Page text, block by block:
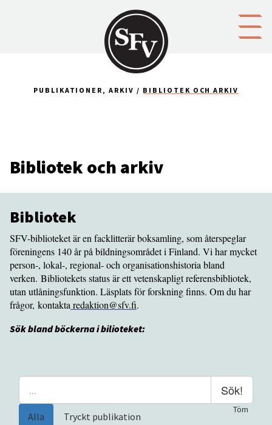
PUBLIKATIONER, ARKIV BIBLIOTEK OCH ARKIV
Bibliotek och arkiv
Bibliotek
SFV-biblioteket är en facklitterär boksamling, som återspeglar
föreningens 140 år på bildningsområdet i Finland. Vi har mycket
person-, lokal-, regional- och organisationshistoria bland
verken. Bibliotekets status är ett vetenskapligt referensbibliotek,
utan utlåningsfunktion. Läsplats för forskning finns. Om du har
frågor, kontakta redaktion@sfv.fi.
Sök bland böckerna i bilioteket:
Sök!
Töm
Alla Tryckt publikation